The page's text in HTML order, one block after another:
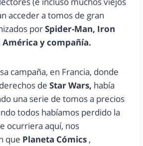
acceder a tomos de gran
porSpider-Man, Iron
América y compañía.
campaña, en Francia, donde
de Star Wars, había
una serie de tomos a precios
todos habíamos perdido la
ocurriera aquí, nos
que Planeta Cómics ,